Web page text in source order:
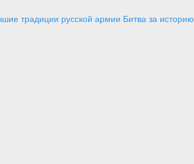
традиции русской армии Битва за историю